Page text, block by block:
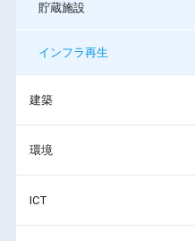
貯蔵施設
インフラ再生
建築
環境
ICT